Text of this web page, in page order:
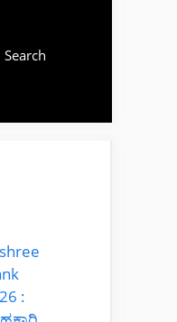
Search
: